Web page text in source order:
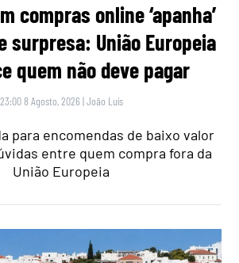
compras online ‘apanha’
surpresa: União Europeia
quem não deve pagar
23:00 8 Agosto, 2026 |João Luís
para encomendas de baixo valor
entre quem compra fora da
União Europeia